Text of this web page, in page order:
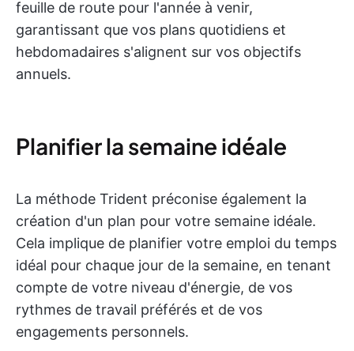
feuille de route pour l'année à venir,
garantissant que vos plans quotidiens et
hebdomadaires s'alignent sur vos objectifs
annuels.
Planifier la semaine idéale
La méthode Trident préconise également la
création d'un plan pour votre semaine idéale.
Cela implique de planifier votre emploi du temps
idéal pour chaque jour de la semaine, en tenant
compte de votre niveau d'énergie, de vos
rythmes de travail préférés et de vos
engagements personnels.